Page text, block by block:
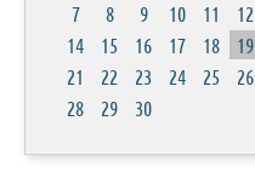
7
8 9 10 11 12
14
15 16 17 18 19
21
22 23 24 25 26
28
29 30